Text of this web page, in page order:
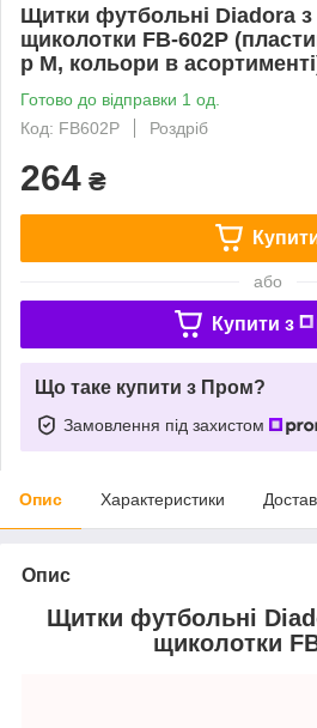
Щитки футбольні Diadora з
щиколотки FB-602P
р M, кольори в
Готово до відправки 1 од.
Код: FB602P
Роздріб
264 ₴
або
Купити з
Що таке купити з Пром?
Замовлення під захистом
Опис Характеристики
Опис
Щитки футбольні
щиколотки